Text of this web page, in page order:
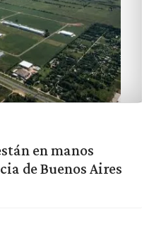
en manos
de Buenos Aires